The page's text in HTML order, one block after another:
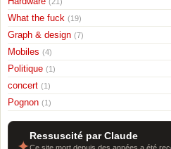
What the fuck (19)
Graph & design (7)
Mobiles (4)
Politique (1)
concert (1)
Pognon (1)
Ressuscité par Claude